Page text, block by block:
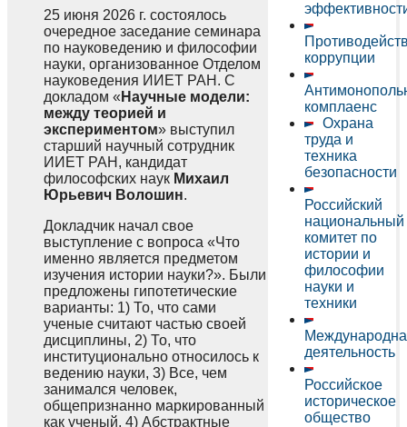
коррупции
комплаенс
Охрана
труда и
техника
безопасности
Российский
национальный
комитет по
истории и
философии
науки и
техники
деятельность
Российское
историческое
общество
25 июня 2026 г. состоялось
очередное заседание семинара
по науковедению и философии
науки, организованное Отделом
науковедения ИИЕТ РАН. С
докладом « Научные модели:
между теорией и
экспериментом» выступил
старший научный сотрудник
ИИЕТ РАН, кандидат
философских наук Михаил
Юрьевич Волошин.
Докладчик начал свое
выступление с вопроса «Что
именно является предметом
изучения истории науки?». Были
предложены гипотетические
варианты: 1) То, что сами
ученые считают частью своей
дисциплины, 2) То, что
институционально относилось к
ведению науки, 3) Все, чем
занимался человек,
общепризнанно маркированный
как ученый, 4) Абстрактные